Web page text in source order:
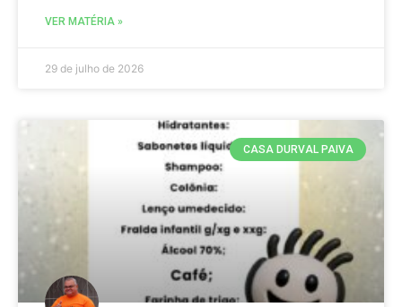
VER MATÉRIA »
29 de julho de 2026
CASA DURVAL PAIVA